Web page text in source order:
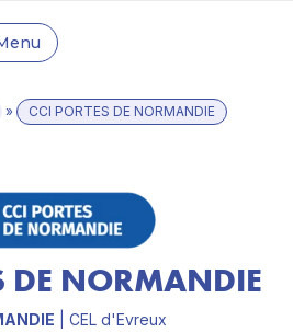
» CCI PORTES DE NORMANDIE
DE NORMANDIE
| CEL d'Evreux